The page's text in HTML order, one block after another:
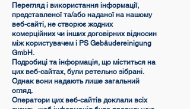
Перегляд і використання інформації,
представленої та/або наданої на нашому
веб-сайті, не створює жодних
комерційних чи інших договірних відносин
між користувачем і PS Gebäudereinigung
GmbH.
Подробиці та інформація, що міститься на
цих веб-сайтах, були ретельно зібрані.
Однак вони надають лише загальний
огляд.
Оператори цих веб-сайтів доклали всіх